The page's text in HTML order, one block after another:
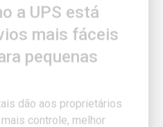
mais fáceis
pequenas
dão aos proprietários
controle, melhor
gasto com logística